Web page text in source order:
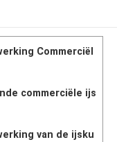
Commerciël
commerciële ijs
van de ijsku